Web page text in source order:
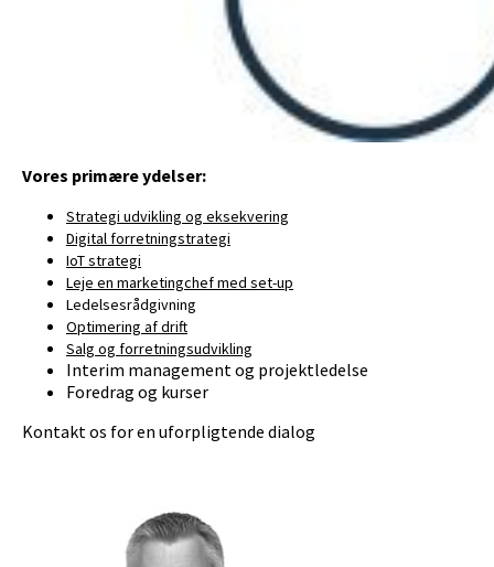
Vores primære ydelser:
Strategi udvikling og eksekvering
Digital forretningstrategi
IoT strategi
Leje en marketingchef med set-up
Ledelsesrådgivning
Optimering af drift
Salg og forretningsudvikling
Interim management og projektledelse
Foredrag og kurser
Kontakt os for en uforpligtende dialog